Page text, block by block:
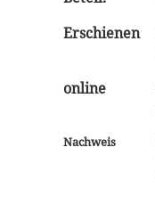
Erschienen
online
Nachweis